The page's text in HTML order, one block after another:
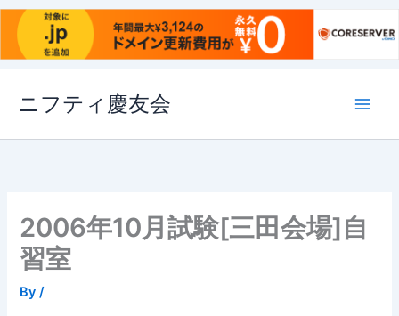
ス
ニフティ慶友会
2006年10月試験[三田会場]自
習室
By/